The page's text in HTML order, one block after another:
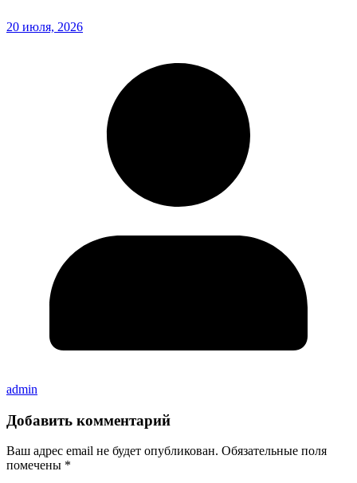
20 июля, 2026
admin
Добавить комментарий
Ваш адрес email не будет опубликован. Обязательные поля
помечены *